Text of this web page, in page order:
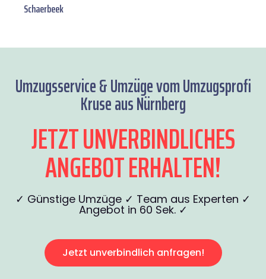
Schaerbeek
Umzugsservice & Umzüge vom Umzugsprofi
Kruse aus Nürnberg
JETZT UNVERBINDLICHES
ANGEBOT ERHALTEN!
✓ Günstige Umzüge ✓ Team aus Experten ✓
Angebot in 60 Sek. ✓
Jetzt unverbindlich anfragen!